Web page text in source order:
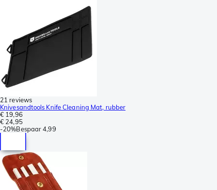
21 reviews
Knivesandtools Knife Cleaning Mat, rubber
€ 19,96
€ 24,95
-20%Bespaar 4,99